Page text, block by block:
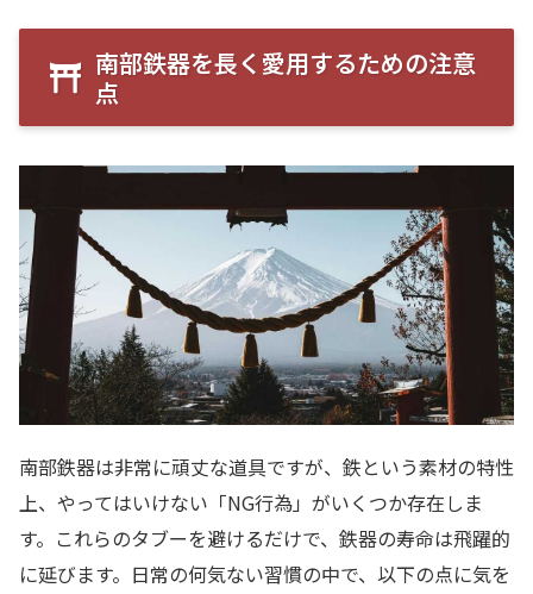
南部鉄器を長く愛用するための注意
点
南部鉄器は非常に頑丈な道具ですが、鉄という素材の特性
上、やってはいけない「NG行為」がいくつか存在しま
す。これらのタブーを避けるだけで、鉄器の寿命は飛躍的
に延びます。日常の何気ない習慣の中で、以下の点に気を